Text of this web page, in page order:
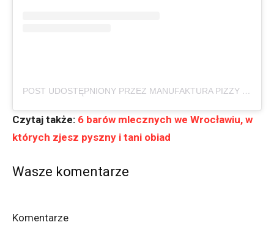
POST UDOSTĘPNIONY PRZEZ MANUFAKTURA PIZZY I CHLEBA (@MANUFAKTURAPIZZYICHLEBA)
Czytaj także: 6 barów mlecznych we Wrocławiu, w
których zjesz pyszny i tani obiad
Wasze komentarze
Komentarze